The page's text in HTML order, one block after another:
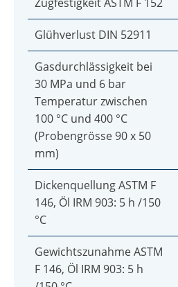
Glühverlust DIN 52911
Gasdurchlässigkeit bei
30 MPa und 6 bar
Temperatur zwischen
100 °C und 400 °C
(Probengrösse 90 x 50
mm)
Dickenquellung ASTM F
146, Öl IRM 903: 5 h /150
°C
Gewichtszunahme ASTM
F 146, Öl IRM 903: 5 h